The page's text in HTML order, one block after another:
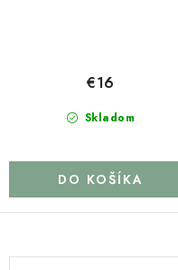
Skladom
€16
DO KOŠÍKA